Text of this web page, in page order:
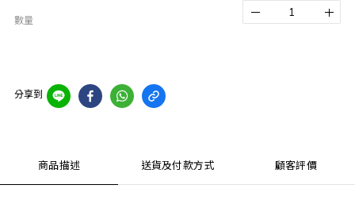
數量
分享到
商品描述 送貨及付款方式 顧客評價